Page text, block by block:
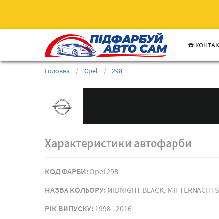
☎️
Головна / Opel / 298
Характеристики автофарби
КОД ФАРБИ: Opel 298
НАЗВА КОЛЬОРУ: MIDNIGHT BLACK,
РIК ВИПУСКУ: 1998 - 2016